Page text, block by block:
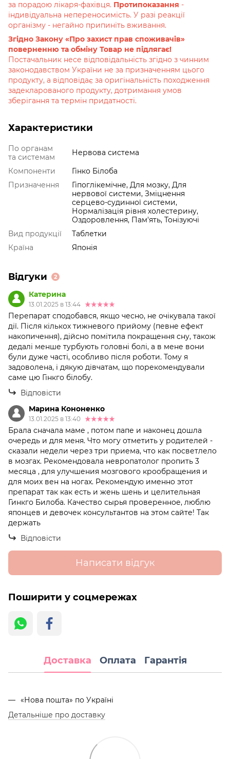
за порадою лікаря-фахівця. Протипоказання -
індивідуальна непереносимість. У разі реакції
організму - негайно припиніть вживання.
Згідно Закону «Про захист прав споживачів»
поверненню та обміну Товар не підлягає!
Постачальник несе відповідальність згідно з чинним
законодавством України не за призначенням цього
продукту, а відповідає за оригінальність походження
задекларованого продукту, дотримання умов
зберігання та термін придатності.
Характеристики
По органам
та системам
Нервова система
Компоненти
Гінко Білоба
Призначення
Гіпоглікемічне, Для мозку, Для
нервової системи, Зміцнення
серцево-судинної системи,
Нормалізація рівня холестерину,
Оздоровлення, Пам'ять, Тонізуючі
Вид продукції
Таблетки
Країна
Японія
Відгуки 2
Катерина
13.01.2025 в 13:44
Перепарат сподобався, якщо чесно, не очікувала такої
дії. Після кількох тижневого прийому (певне ефект
накопичення), дійсно помітила покращення сну, також
дедалі менше турбують головні болі, а в мене вони
були дуже часті, особливо після роботи. Тому я
задоволена, і дякую дівчатам, що порекомендували
саме цю Гінкго білобу.
Відповісти
Марина Кононенко
13.01.2025 в 13:40
Брала сначала маме , потом папе и наконец дошла
очередь и для меня. Что могу отметить у родителей -
сказали недели через три приема, что как посветлело
в мозгах. Рекомендовала невропатолог пропить 3
месяца , для улучшения мозгового крообращения и
для моих вен на ногах. Рекомендую именно этот
препарат так как есть и жень шень и целительная
Гинкго Билоба. Качество сырья проверенное, люблю
японцев и девочек консультантов на этом сайте! Так
держать
Відповісти
Написати відгук
Поширити у соцмережах
Доставка Оплата Гарантія
«Нова пошта» по Україні
Детальніше про доставку